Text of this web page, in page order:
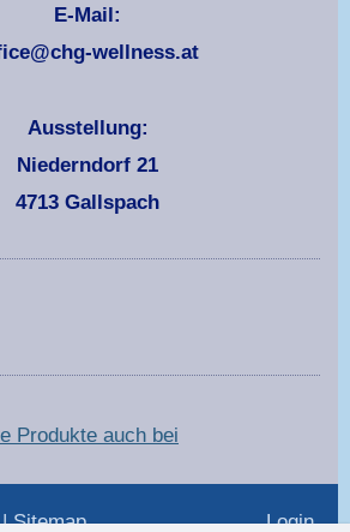
E-Mail:
wellness.at
Ausstellung:
Niederndorf 21
4713 Gallspach
Produkte auch bei
| Sitemap Login